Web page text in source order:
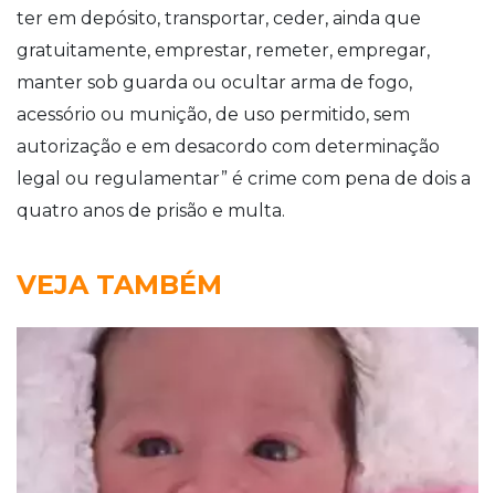
ter em depósito, transportar, ceder, ainda que
gratuitamente, emprestar, remeter, empregar,
manter sob guarda ou ocultar arma de fogo,
acessório ou munição, de uso permitido, sem
autorização e em desacordo com determinação
legal ou regulamentar” é crime com pena de dois a
quatro anos de prisão e multa.
VEJA TAMBÉM